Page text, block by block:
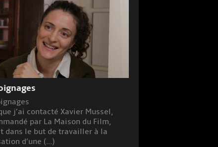
j’ai contacté Xavier Mussel,
par La Maison du Film,
dans le but de travailler à la
d’une (...)